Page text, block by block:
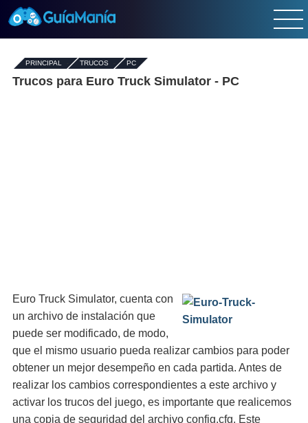
PRINCIPAL - TRUCOS- PC
Trucos para Euro Truck Simulator - PC
Euro Truck Simulator, cuenta con
un archivo de instalación que
puede ser modificado, de modo,
que el mismo usuario pueda realizar cambios para poder
obtener un mejor desempeño en cada partida. Antes de
realizar los cambios correspondientes a este archivo y
activar los trucos del juego, es importante que realicemos
una copia de seguridad del archivo config.cfg. Este